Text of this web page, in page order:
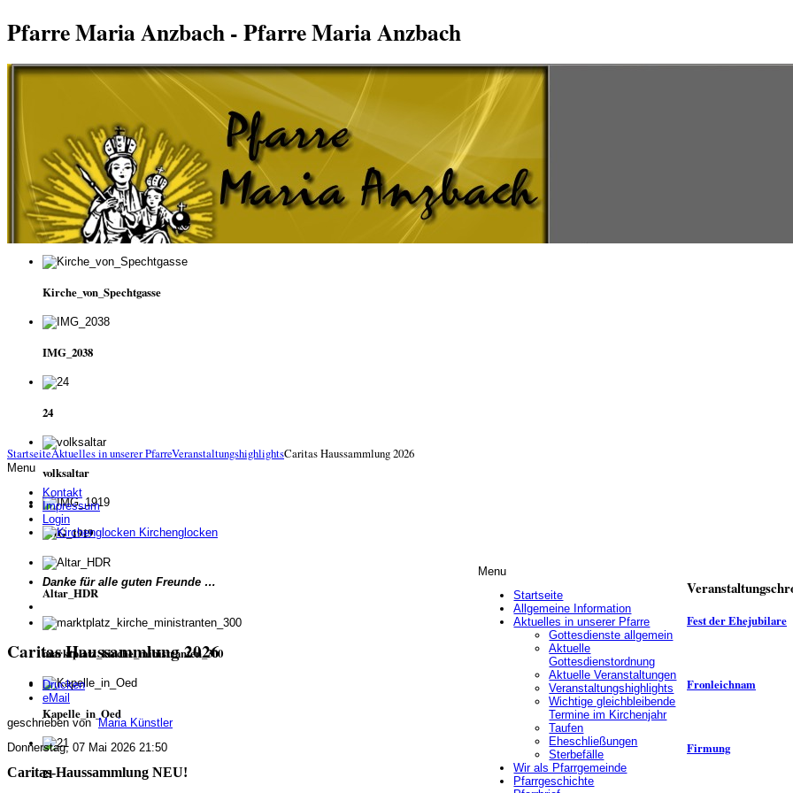
Pfarre Maria Anzbach - Pfarre Maria Anzbach
Kirche_von_Spechtgasse
IMG_2038
24
volksaltar
IMG_1919
Altar_HDR
marktplatz_kirche_ministranten_300
Kapelle_in_Oed
21
StartseiteAktuelles in unserer PfarreVeranstaltungshighlightsCaritas Haussammlung 2026
Menu
Kontakt
Impressum
Login
Kirchenglocken
Danke für alle guten Freunde …
Caritas Haussammlung 2026
Drucken
eMail
geschrieben vonMaria Künstler
Donnerstag, 07 Mai 2026 21:50
Caritas-Haussammlung NEU!
Menu
Startseite
Allgemeine Information
Aktuelles in unserer Pfarre
Gottesdienste allgemein
Aktuelle
Gottesdienstordnung
Aktuelle Veranstaltungen
Veranstaltungshighlights
Wichtige gleichbleibende
Termine im Kirchenjahr
Taufen
Eheschließungen
Sterbefälle
Wir als Pfarrgemeinde
Pfarrgeschichte
Fest der Ehejubilare
Fronleichnam
Firmung